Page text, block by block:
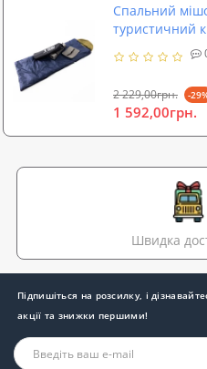
Спальний
туристичний
(намет під
(ty-0037)
2 229,00грн. -
1 592,00грн.
Швидка
Підпишіться на розсилку, і
акції та знижки першими!